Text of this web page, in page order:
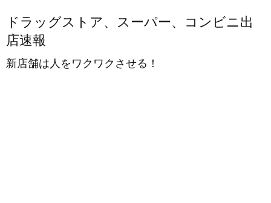
ドラッグストア、スーパー、コンビニ出
店速報
新店舗は人をワクワクさせる！